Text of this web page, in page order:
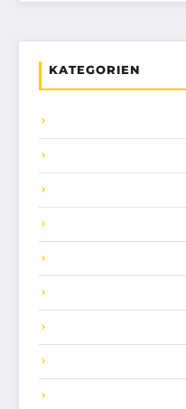
KATEGORIEN